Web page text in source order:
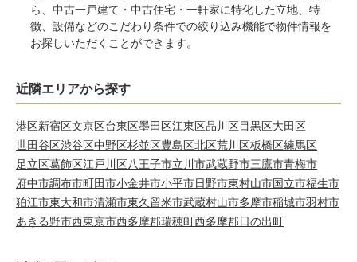
ら、中古一戸建て・中古住宅・一軒家に特化した立地、特
徴、設備などのこだわり条件での絞り込み機能で物件情報を
お探しいただくことができます。
近隣エリアから探す
港区新宿区文京区台東区墨田区江東区品川区目黒区大田区
世田谷区渋谷区中野区杉並区豊島区北区荒川区板橋区練馬区
足立区葛飾区江戸川区八王子市立川市武蔵野市三鷹市青梅市
府中市調布市町田市小金井市小平市日野市東村山市国立市福生市
狛江市東大和市清瀬市東久留米市武蔵村山市多摩市稲城市羽村市
あきる野市西東京市西多摩郡瑞穂町西多摩郡日の出町